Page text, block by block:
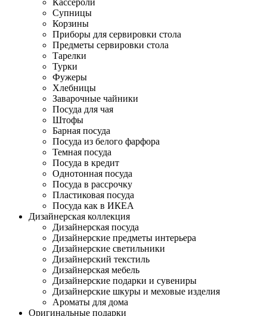
Кассероли
Супницы
Корзины
Приборы для сервировки стола
Предметы сервировки стола
Тарелки
Турки
Фужеры
Хлебницы
Заварочные чайники
Посуда для чая
Штофы
Барная посуда
Посуда из белого фарфора
Темная посуда
Посуда в кредит
Однотонная посуда
Посуда в рассрочку
Пластиковая посуда
Посуда как в ИКЕА
Дизайнерская коллекция
Дизайнерская посуда
Дизайнерские предметы интерьера
Дизайнерские светильники
Дизайнерский текстиль
Дизайнерская мебель
Дизайнерские подарки и сувениры
Дизайнерские шкуры и меховые изделия
Ароматы для дома
Оригинальные подарки